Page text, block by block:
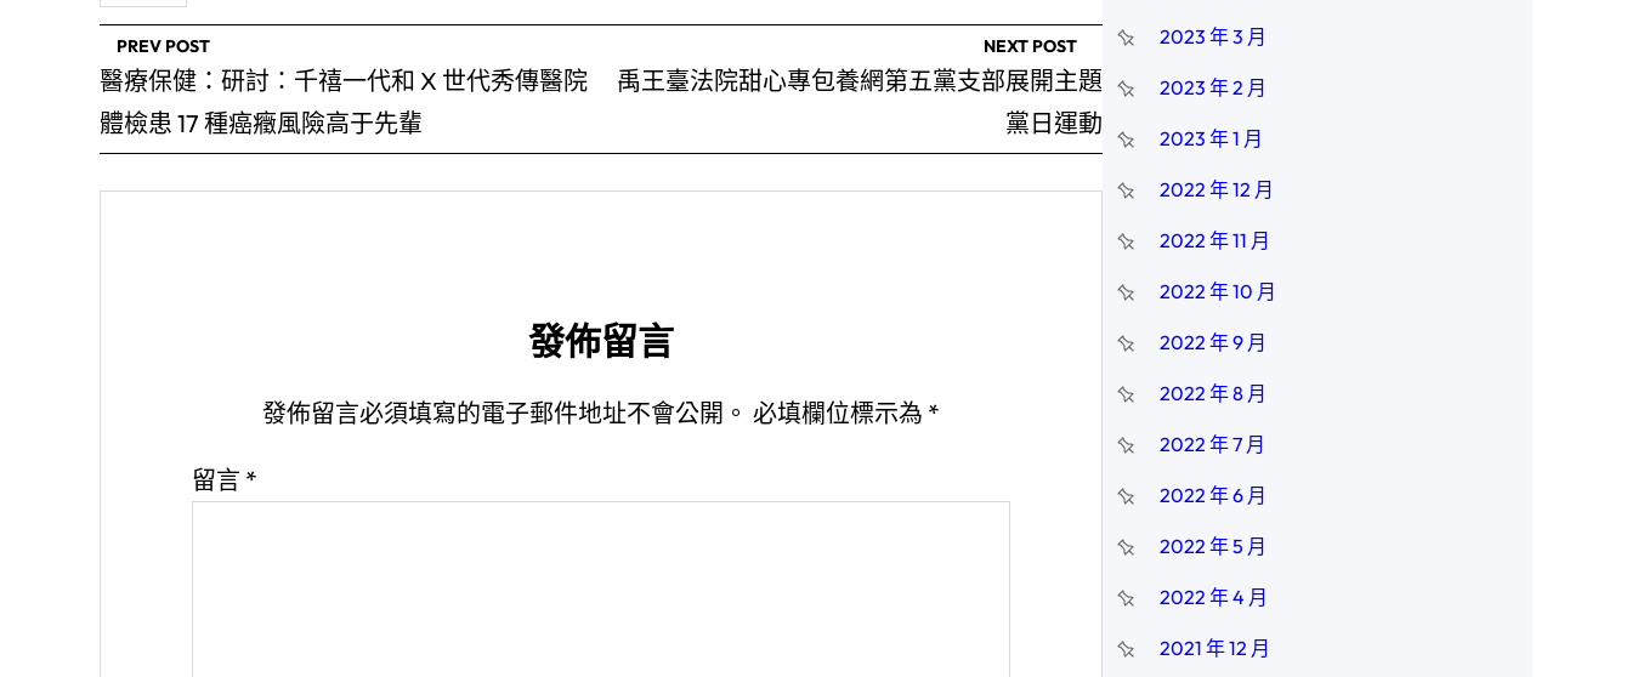
PREV POST
醫療保健：研討：千禧一代和 X 世代秀傳醫院
體檢患 17 種癌癥風險高于先輩
NEXT POST
禹王臺法院甜心專包養網第五黨支部展開主題
黨日運動
發佈留言
發佈留言必須填寫的電子郵件地址不會公開。 必填欄位標示為 *
留言 *
2023 年 3 月
2023 年 2 月
2023 年 1 月
2022 年 12 月
2022 年 11 月
2022 年 10 月
2022 年 9 月
2022 年 8 月
2022 年 7 月
2022 年 6 月
2022 年 5 月
2022 年 4 月
2021 年 12 月